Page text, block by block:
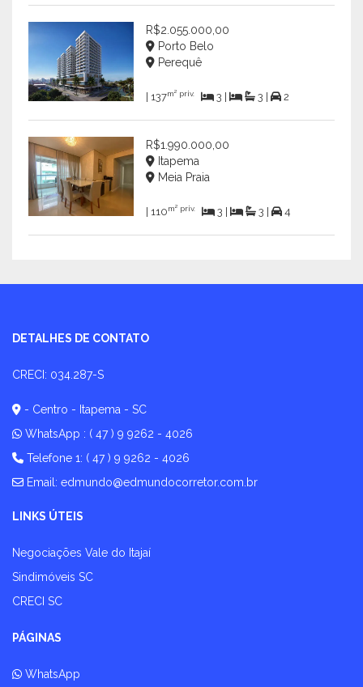
R$2.055.000,00
Porto Belo
Perequê
| 137m² priv. 3 | 3 | 2
R$1.990.000,00
Itapema
Meia Praia
| 110m² priv. 3 | 3 | 4
DETALHES DE CONTATO
CRECI: 034.287-S
- Centro - Itapema - SC
WhatsApp : ( 47 ) 9 9262 - 4026
Telefone 1: ( 47 ) 9 9262 - 4026
Email: edmundo@edmundocorretor.com.br
LINKS ÚTEIS
Negociações Vale do Itajaí
Sindimóveis SC
CRECI SC
PÁGINAS
WhatsApp